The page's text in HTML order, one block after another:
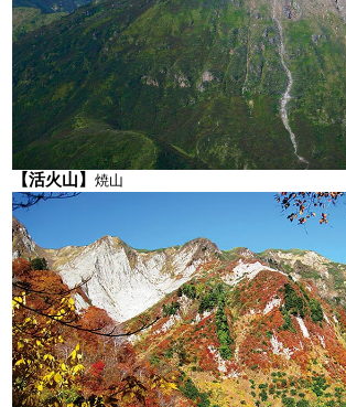
【活火山】 焼山